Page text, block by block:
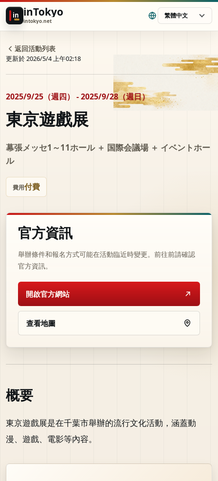
in inTokyo
intokyo.net
繁體中文
返回活動列表
更新於 2026/5/4 上午02:18
2025/9/25（週四） - 2025/9/28（週日）
東京遊戲展
幕張メッセ1～11ホール ＋ 国際会議場 ＋ イベントホー
ル
費用付費
官方資訊
舉辦條件和報名方式可能在活動臨近時變更。前往前請確認
官方資訊。
開啟官方網站
查看地圖
概要
東京遊戲展是在千葉市舉辦的流行文化活動，涵蓋動
漫、遊戲、電影等內容。